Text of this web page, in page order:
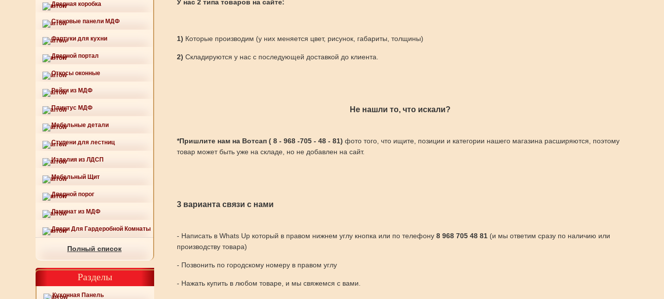
Дверная коробка
Стеновые панели МДФ
Фартуки для кухни
Дверной портал
Откосы оконные
Рейки из МДФ
Плинтус МДФ
Мебельные детали
Ступени для лестниц
Изделия из ЛДСП
Мебельный Щит
Дверной порог
Ламинат из МДФ
Двери Для Гардеробной Комнаты
Полный список
Разделы
Кухонная Панель
У нас 2 типа товаров на сайте:
1) Которые производим (у них меняется цвет, рисунок, габариты, толщины)
2) Складируются у нас с последующей доставкой до клиента.
Не нашли то, что искали?
*Пришлите нам на Вотсап ( 8 - 968 -705 - 48 - 81) фото того, что ищите, позиции и категории нашего магазина расширяются, поэтому
товар может быть уже на складе, но не добавлен на сайт.
3 варианта связи с нами
- Написать в Whats Up который в правом нижнем углу кнопка или по телефону 8 968 705 48 81 (и мы ответим сразу по наличию или
производству товара)
- Позвонить по городскому номеру в правом углу
- Нажать купить в любом товаре, и мы свяжемся с вами.